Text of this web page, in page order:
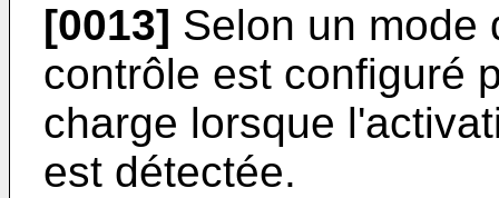
[0013] Selon un mode
contrôle est configuré
charge lorsque
est détectée.